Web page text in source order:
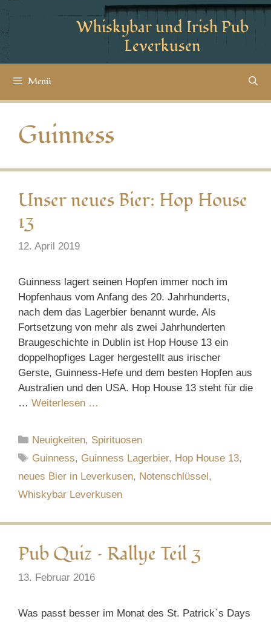
Whiskybar und Irish Pub
Leverkusen
Menü
Guinness
Unser neues Bier: Hop House
13
12. April 2019
Guinness lagert seinen Hopfen immer noch im
Hopfenhaus vom Anfang des 20. Jahrhunderts,
nach dem das Lagerbier benannt wurde. Als
Fortsetzung von mehr als zwei Jahrhunderten
Braugeschichte in Dublin ist Hop House 13 ein
doppelhopfiges Lager hergestellt aus irischer
Gerste, Guinness-Hefe und dem besten Hopfen aus
Australien und den USA. Hop House 13 steht für die
… Weiterlesen …
Kategorien
Neuigkeiten, Spirituosen
Schlagwörter
Guinness, Guinness Lagerbier, Hop House 13,
neues Bier in Leverkusen, Notenschlüssel,
Whiskybar Leverkusen
Pub Quiz – Rallye Teil 3
13. Februar 2016
Was passt besser im Monat des St. Patrick`s Days